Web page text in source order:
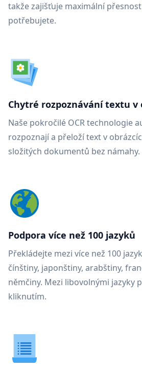
takže zajišťuje maximální
potřebujete.
Chytré rozpoznávání textu v
Naše pokročilé OCR technologie
rozpoznají a přeloží text v
složitých dokumentů bez námahy.
Podpora více než 100 jazyků
Překládejte mezi více než 100
čínštiny, japonštiny, arabštiny,
němčiny. Mezi libovolnými jazyky
kliknutím.